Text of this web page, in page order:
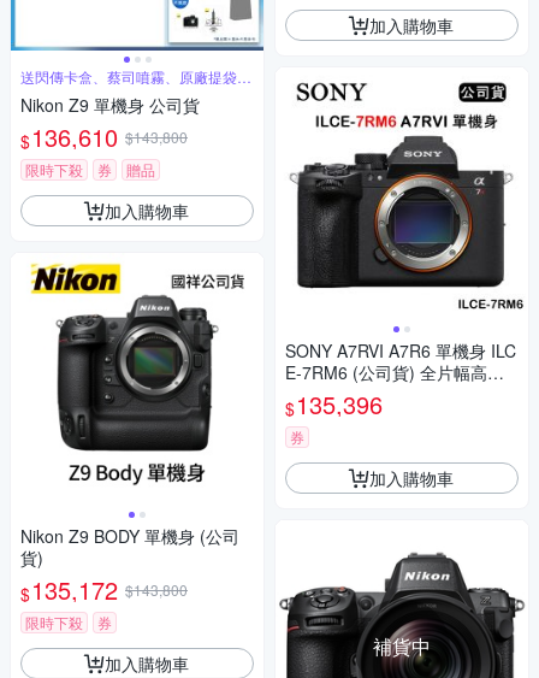
送閃傳卡盒、蔡司噴霧、原廠提袋、
原廠貼紙
Nikon Z9 單機身 公司貨
$136,610 $143,800
限時下殺
券 贈品
加入購物車
Nikon Z9 BODY 單機身 (公司
貨)
$135,172 $143,800
限時下殺
券
加入購物車
加入購物車
SONY A7RVI A7R6 單機身 ILC
E-7RM6 (公司貨) 全片幅高解
析度相機
$135,396
券
加入購物車
補貨中